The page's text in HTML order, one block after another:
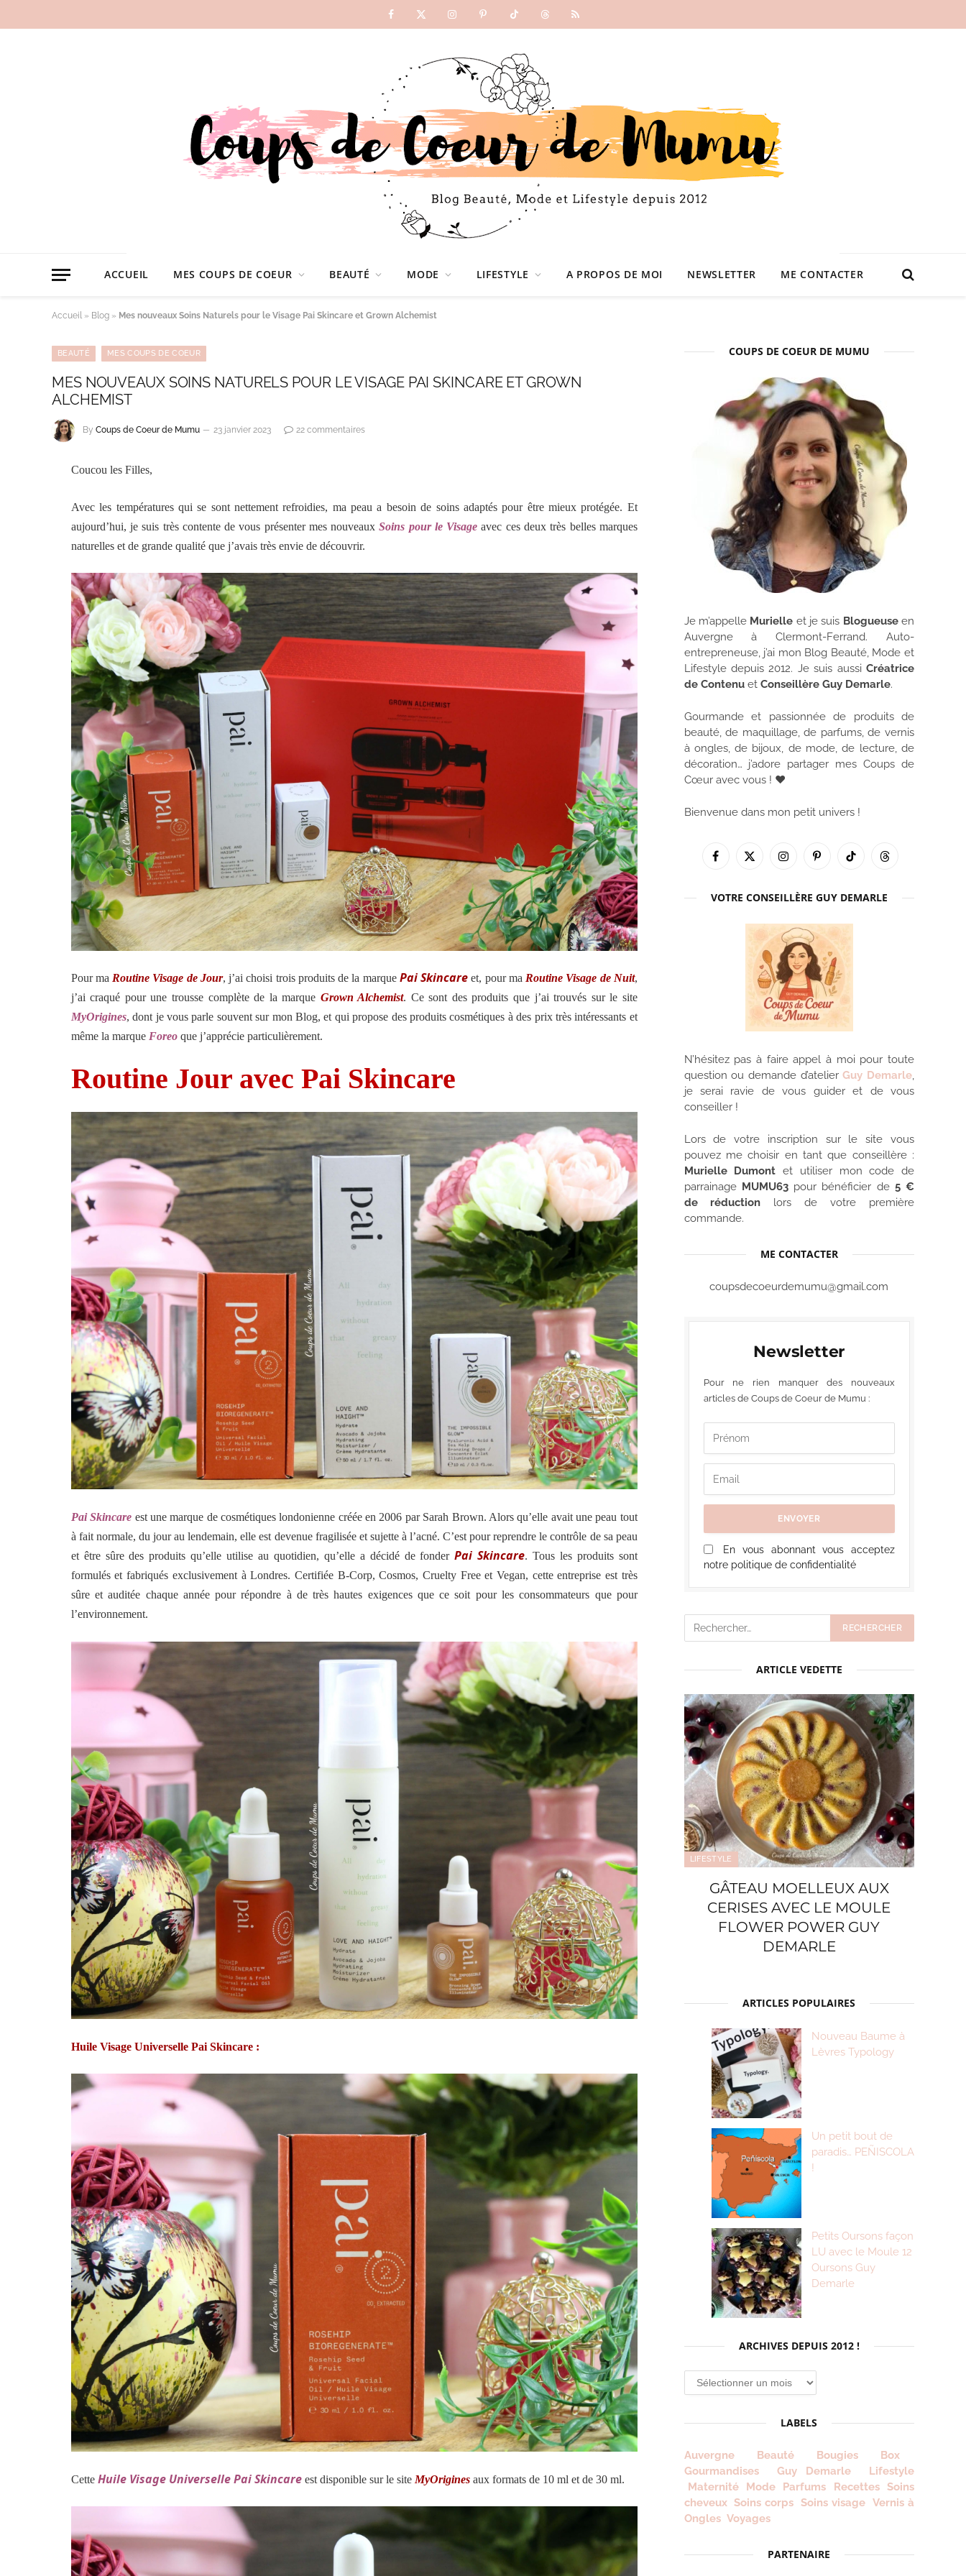
Facebook
X
InstagramPinterestTikTokThreadsRSS
ACCUEIL MES COUPS DE COEUR BEAUTÉ MODE LIFESTYLE A PROPOS DE MOI NEWSLETTER ME CONTACTER
Accueil » Blog » Mes nouveaux Soins Naturels pour le Visage Pai Skincare et Grown Alchemist
BEAUTÉ MES COUPS DE COEUR
MES NOUVEAUX SOINS NATURELS POUR LE VISAGE PAI SKINCARE ET GROWN
ALCHEMIST
By Coups de Coeur de Mumu 23 janvier 2023 22 commentaires
Coucou les Filles,
Avec les températures qui se sont nettement refroidies, ma peau a besoin de soins adaptés pour être mieux protégée. Et
aujourd’hui, je suis très contente de vous présenter mes nouveauxSoins pour le Visage avec ces deux très belles marques
naturelles et de grande qualité que j’avais très envie de découvrir.
Pour maRoutine Visage de Jour, j’ai choisi trois produits de la marque Pai Skincare et, pour maRoutine Visage de Nuit,
j’ai craqué pour une trousse complète de la marque Grown Alchemist. Ce sont des produits que j’ai trouvés sur le site
MyOrigines, dont je vous parle souvent sur mon Blog, et qui propose des produits cosmétiques à des prix très intéressants et
même la marque Foreoque j’apprécie particulièrement.
Routine Jour avec Pai Skincare
Pai Skincare est une marque de cosmétiques londonienne créée en 2006 par Sarah Brown. Alors qu’elle avait une peau tout
à fait normale, du jour au lendemain, elle est devenue fragilisée et sujette à l’acné. C’est pour reprendre le contrôle de sa peau
et être sûre des produits qu’elle utilise au quotidien, qu’elle a décidé de fonderPai Skincare. Tous les produits sont
formulés et fabriqués exclusivement à Londres. Certifiée B-Corp, Cosmos, Cruelty Free et Vegan, cette entreprise est très
sûre et auditée chaque année pour répondre à de très hautes exigences que ce soit pour les consommateurs que pour
l’environnement.
Huile Visage Universelle Pai Skincare :
Cette Huile Visage Universelle Pai Skincareest disponible sur le site MyOriginesaux formats de 10 ml et de 30 ml.
COUPS DE COEUR DE MUMU
Je m’appelle Murielle et je suis Blogueuseen
Auvergne à Clermont-Ferrand. Auto-
entrepreneuse, j’ai mon Blog Beauté, Mode et
Lifestyle depuis 2012. Je suis aussi Créatrice
de Contenuet Conseillère Guy Demarle.
Gourmande et passionnée de produits de
beauté, de maquillage, de parfums, de vernis
à ongles, de bijoux, de mode, de lecture, de
décoration… j’adore partager mes Coups de
Cœur avec vous ! ♥
Bienvenue dans mon petit univers !
Facebook
X
InstagramPinterestTikTok Threads
VOTRE CONSEILLÈRE GUY DEMARLE
N’hésitez pas à faire appel à moi pour toute
question ou demande d’atelierGuy Demarle,
je serai ravie de vous guider et de vous
conseiller !
Lors de votre inscription sur le site vous
pouvez me choisir en tant que conseillère :
Murielle Dumont et utiliser mon code de
parrainage MUMU63pour bénéficier de 5 €
de réduction lors de votre première
commande.
ME CONTACTER
coupsdecoeurdemumu@gmail.com
Newsletter
Pour ne rien manquer des nouveaux
articles de Coups de Coeur de Mumu :
En vous abonnant vous acceptez
notre politique de confidentialité
ARTICLE VEDETTE
LIFESTYLE
GÂTEAU MOELLEUX AUX
CERISES AVEC LE MOULE
FLOWER POWER GUY
DEMARLE
ARTICLES POPULAIRES
Nouveau Baume à
Lèvres Typology
Un petit bout de
paradis… PEÑISCOLA
!
Petits Oursons façon
LU avec le Moule 12
Oursons Guy
Demarle
ARCHIVES DEPUIS 2012 !
Archives
depuis
!
LABELS
Auvergne Beauté Bougies
Box
Gourmandises
Guy Demarle
Lifestyle
Maternité
Mode Parfums Recettes Soins
cheveux Soins corps Soins visage Vernis à
Ongles Voyages
PARTENAIRE